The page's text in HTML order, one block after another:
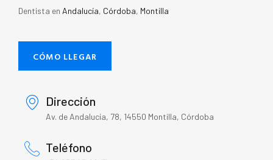
Dentista en Andalucía, Córdoba, Montilla
CÓMO LLEGAR
Dirección
Av. de Andalucía, 78, 14550 Montilla, Córdoba
Teléfono